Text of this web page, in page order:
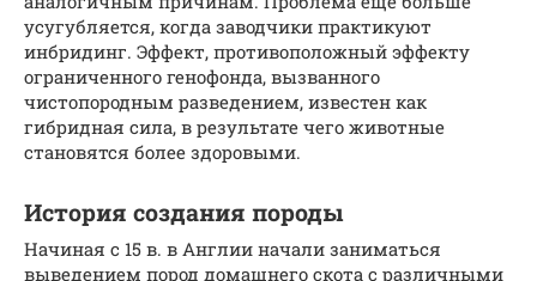
усугубляется, когда заводчики практикуют
инбридинг. Эффект, противоположный эффекту
ограниченного генофонда, вызванного
чистопородным разведением, известен как
гибридная сила, в результате чего животные
становятся более здоровыми.
История создания породы
Начиная с 15 в. в Англии начали заниматься
выведением пород домашнего скота с различными